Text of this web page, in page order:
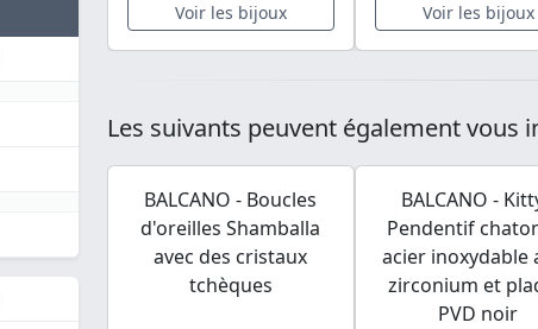
Voir les bijoux Voir les bijoux
Les suivants peuvent également vous
BALCANO - Boucles
d'oreilles Shamballa
avec des cristaux
tchèques
BALCANO -
Pendentif
acier inoxydable
zirconium et
PVD noir